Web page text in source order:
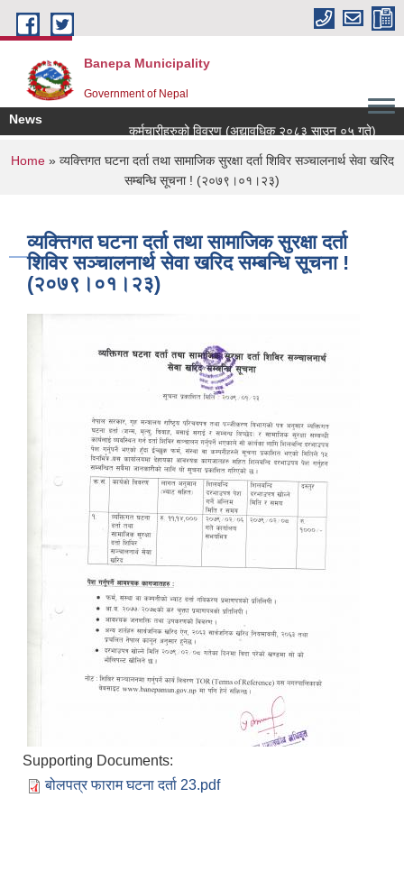
Skip to main content
Banepa Municipality
Government of Nepal
News
कर्मचारीहरुको विवरण (अद्यावधिक २०८३ साउन ०५ गते)
You are here
Home» व्यक्त्तिगत घटना दर्ता तथा सामाजिक सुरक्षा दर्ता शिविर सञ्चालनार्थ सेवा खरिद
सम्बन्धि सूचना ! (२०७९।०१।२३)
व्यक्त्तिगत घटना दर्ता तथा सामाजिक सुरक्षा दर्ता
शिविर सञ्चालनार्थ सेवा खरिद सम्बन्धि सूचना !
(२०७९।०१।२३)
Supporting Documents:
बोलपत्र फाराम घटना दर्ता 23.pdf